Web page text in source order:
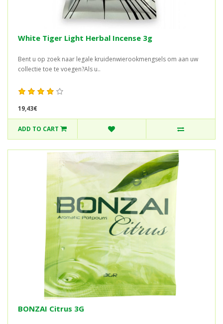
White Tiger Light Herbal Incense 3g
Bent u op zoek naar legale kruidenwierookmengsels om aan uw
collectie toe te voegen?Als u..
19,43€
ADD TO CART
BONZAI Citrus 3G